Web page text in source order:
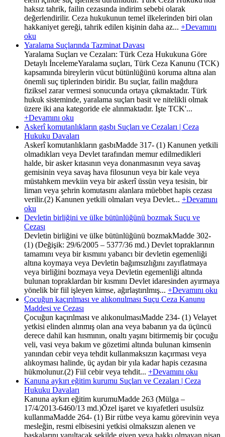
haksız tahrik, failin cezasında indirim sebebi olarak
değerlendirilir. Ceza hukukunun temel ilkelerinden biri olan
hakkaniyet gereği, tahrik edilen kişinin daha az... +Devamını
oku
Yaralama Suçlarında Tazminat Davası
Yaralama Suçları ve Cezaları: Türk Ceza Hukukuna Göre
Detaylı İncelemeYaralama suçları, Türk Ceza Kanunu (TCK)
kapsamında bireylerin vücut bütünlüğünü koruma altına alan
önemli suç tiplerinden biridir. Bu suçlar, failin mağdura
fiziksel zarar vermesi sonucunda ortaya çıkmaktadır. Türk
hukuk sisteminde, yaralama suçları basit ve nitelikli olmak
üzere iki ana kategoride ele alınmaktadır. İşte TCK'...
+Devamını oku
Askerî komutanlıkların gasbı Suçları ve Cezaları | Ceza
Hukuku Davaları
Askerî komutanlıkların gasbıMadde 317- (1) Kanunen yetkili
olmadıkları veya Devlet tarafından memur edilmedikleri
halde, bir asker kıtasının veya donanmasının veya savaş
gemisinin veya savaş hava filosunun veya bir kale veya
müstahkem mevkiin veya bir askerî üssün veya tesisin, bir
liman veya şehrin komutasını alanlara müebbet hapis cezası
verilir.(2) Kanunen yetkili olmaları veya Devlet... +Devamını
oku
Devletin birliğini ve ülke bütünlüğünü bozmak Suçu ve
Cezası
Devletin birliğini ve ülke bütünlüğünü bozmakMadde 302-
(1) (Değişik: 29/6/2005 – 5377/36 md.) Devlet topraklarının
tamamını veya bir kısmını yabancı bir devletin egemenliği
altına koymaya veya Devletin bağımsızlığını zayıflatmaya
veya birliğini bozmaya veya Devletin egemenliği altında
bulunan topraklardan bir kısmını Devlet idaresinden ayırmaya
yönelik bir fiil işleyen kimse, ağırlaştırılmış... +Devamını oku
Çocuğun kaçırılması ve alıkonulması Suçu Ceza Kanunu
Maddesi ve Cezası
Çocuğun kaçırılması ve alıkonulmasıMadde 234- (1) Velayet
yetkisi elinden alınmış olan ana veya babanın ya da üçüncü
derece dahil kan hısmının, onaltı yaşını bitirmemiş bir çocuğu
veli, vasi veya bakım ve gözetimi altında bulunan kimsenin
yanından cebir veya tehdit kullanmaksızın kaçırması veya
alıkoyması halinde, üç aydan bir yıla kadar hapis cezasına
hükmolunur.(2) Fiil cebir veya tehdit... +Devamını oku
Kanuna aykırı eğitim kurumu Suçları ve Cezaları | Ceza
Hukuku Davaları
Kanuna aykırı eğitim kurumuMadde 263 (Mülga –
17/4/2013-6460/13 md.)Özel işaret ve kıyafetleri usulsüz
kullanmaMadde 264- (1) Bir rütbe veya kamu görevinin veya
mesleğin, resmi elbisesini yetkisi olmaksızın alenen ve
başkalarını yanıltacak şekilde giyen veya hakkı olmayan nişan